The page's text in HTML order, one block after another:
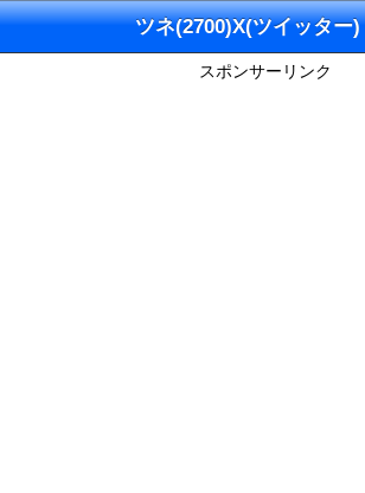
ツネ(2700)X(ツイッター)
スポンサーリンク